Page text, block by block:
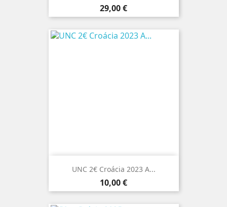
Preço
29,00 €
UNC 2€ Croácia 2023 A...
Preço
10,00 €